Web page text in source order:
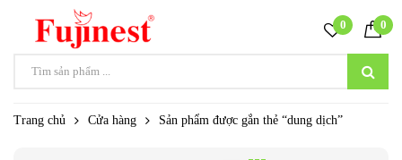
0 0
Trang chủ Cửa hàng Sản phẩm được gắn thẻ “dung dịch”